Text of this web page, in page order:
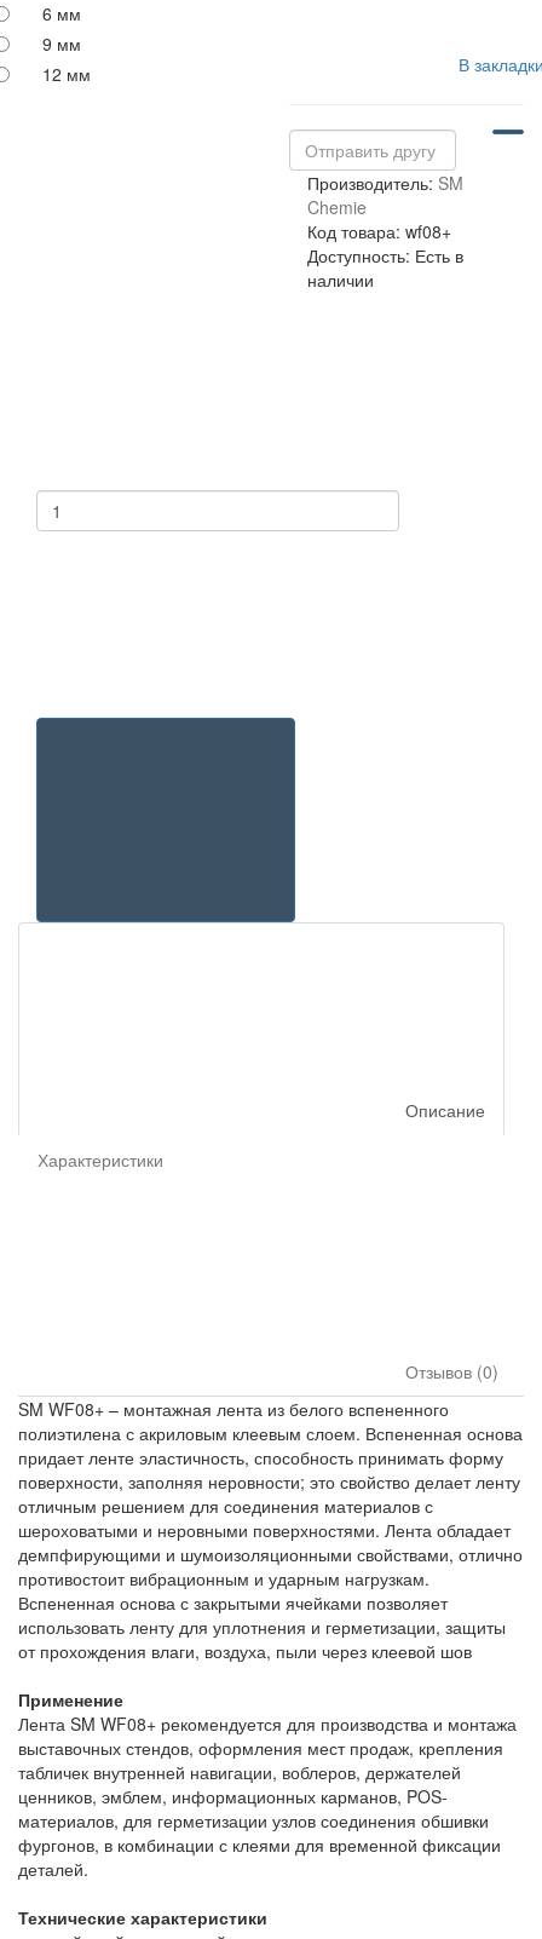
6 мм
9 мм
12 мм
В
Производитель: SM
Chemie
Код товара: wf08+
Доступность: Есть в
наличии
Описание
Характеристики
Отзывов (0)
SM WF08+ – монтажная лента из белого вспененного
полиэтилена с акриловым клеевым слоем. Вспененная основа
придает ленте эластичность, способность принимать форму
поверхности, заполняя неровности; это свойство делает ленту
отличным решением для соединения материалов с
шероховатыми и неровными поверхностями. Лента обладает
демпфирующими и шумоизоляционными свойствами, отлично
противостоит вибрационным и ударным нагрузкам.
Вспененная основа с закрытыми ячейками позволяет
использовать ленту для уплотнения и герметизации, защиты
от прохождения влаги, воздуха, пыли через клеевой шов
Применение
Лента SM WF08+ рекомендуется для производства и монтажа
выставочных стендов, оформления мест продаж, крепления
табличек внутренней навигации, воблеров, держателей
ценников, эмблем, информационных карманов, POS-
материалов, для герметизации узлов соединения обшивки
фургонов, в комбинации с клеями для временной фиксации
деталей.
Технические характеристики